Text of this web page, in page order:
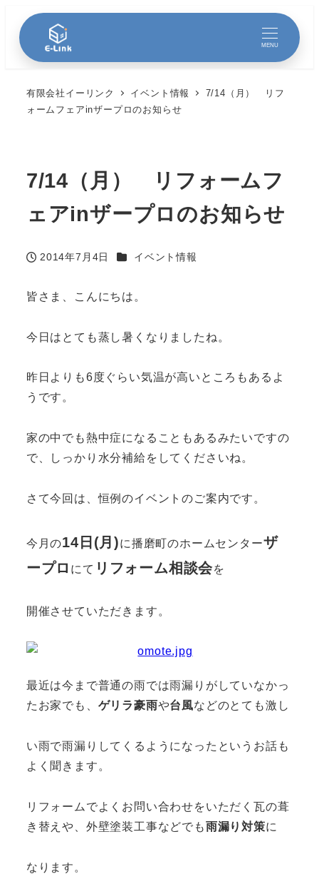
MENU
有限会社イーリンク イベント情報
7/14（月） リフ
ォームフェアinザープロのお知らせ
7/14（月） リフォームフ
ェアinザープロのお知らせ
投稿日
2014年7月4日 カテゴリー
イベント情報
皆さま、こんにちは。
今日はとても蒸し暑くなりましたね。
昨日よりも6度ぐらい気温が高いところもあるよ
うです。
家の中でも熱中症になることもあるみたいですの
で、しっかり水分補給をしてくださいね。
さて今回は、恒例のイベントのご案内です。
今月の14日(月)に播磨町のホームセンターザ
ープロ にて リフォーム相談会を
開催させていただきます。
最近は今まで普通の雨では雨漏りがしていなかっ
たお家でも、 ゲリラ豪雨や台風などのとても激し
い雨で雨漏りしてくるようになったというお話も
よく聞きます。
リフォームでよくお問い合わせをいただく瓦の葺
き替えや、外壁塗装工事などでも雨漏り対策に
なります。